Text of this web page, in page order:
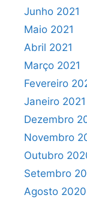
Junho 2021
Maio 2021
Abril 2021
Março 2021
Fevereiro
Janeiro 2021
Dezembro
Novembro
Outubro
Setembro
Agosto 2020